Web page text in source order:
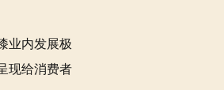
业内发展极
现给消费者